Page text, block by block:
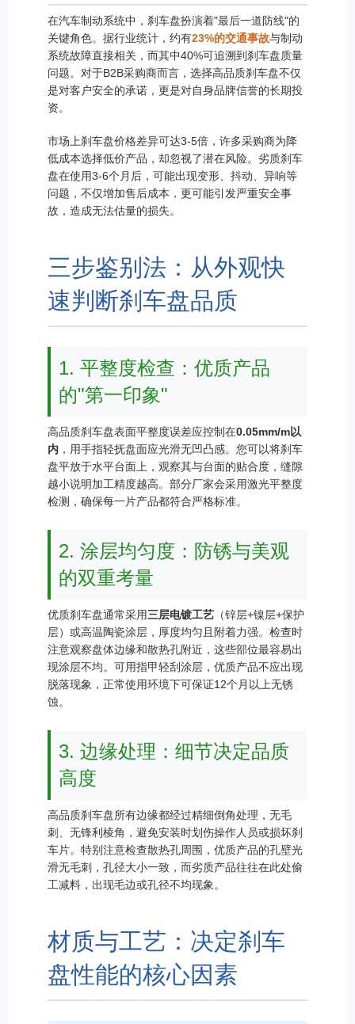
在汽车制动系统中，刹车盘扮演着"最后一道防线"的
关键角色。据行业统计，约有23%的交通事故与制动
系统故障直接相关，而其中40%可追溯到刹车盘质量
问题。对于B2B采购商而言，选择高品质刹车盘不仅
是对客户安全的承诺，更是对自身品牌信誉的长期投
资。
市场上刹车盘价格差异可达3-5倍，许多采购商为降
低成本选择低价产品，却忽视了潜在风险。劣质刹车
盘在使用3-6个月后，可能出现变形、抖动、异响等
问题，不仅增加售后成本，更可能引发严重安全事
故，造成无法估量的损失。
三步鉴别法：从外观快
速判断刹车盘品质
1. 平整度检查：优质产品
的"第一印象"
高品质刹车盘表面平整度误差应控制在0.05mm/m以
内 ，用手指轻抚盘面应光滑无凹凸感。您可以将刹车
盘平放于水平台面上，观察其与台面的贴合度，缝隙
越小说明加工精度越高。部分厂家会采用激光平整度
检测，确保每一片产品都符合严格标准。
2. 涂层均匀度：防锈与美观
的双重考量
优质刹车盘通常采用三层电镀工艺 （锌层+镍层+保护
层）或高温陶瓷涂层，厚度均匀且附着力强。检查时
注意观察盘体边缘和散热孔附近，这些部位最容易出
现涂层不均。可用指甲轻刮涂层，优质产品不应出现
脱落现象，正常使用环境下可保证12个月以上无锈
蚀。
3. 边缘处理：细节决定品质
高度
高品质刹车盘所有边缘都经过精细倒角处理，无毛
刺、无锋利棱角，避免安装时划伤操作人员或损坏刹
车片。特别注意检查散热孔周围，优质产品的孔壁光
滑无毛刺，孔径大小一致，而劣质产品往往在此处偷
工减料，出现毛边或孔径不均现象。
材质与工艺：决定刹车
盘性能的核心因素